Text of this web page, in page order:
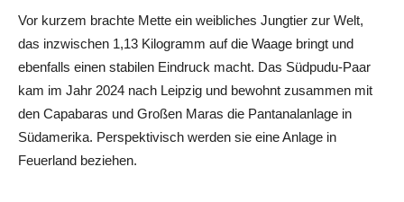
Vor kurzem brachte Mette ein weibliches Jungtier zur Welt,
das inzwischen 1,13 Kilogramm auf die Waage bringt und
ebenfalls einen stabilen Eindruck macht. Das Südpudu-Paar
kam im Jahr 2024 nach Leipzig und bewohnt zusammen mit
den Capabaras und Großen Maras die Pantanalanlage in
Südamerika. Perspektivisch werden sie eine Anlage in
Feuerland beziehen.